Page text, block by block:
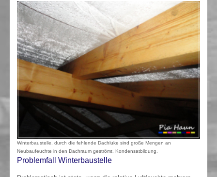
Winterbaustelle, durch die fehlende Dachluke sind große Mengen an
Neubaufeuchte in den Dachraum geströmt, Kondensatbildung.
Problemfall Winterbaustelle